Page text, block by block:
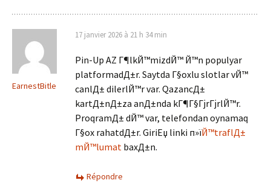
EarnestBitle
17 janvier 2026 à 21 h 34 min
Pin-Up AZ Г¶lkЙ™mizdЙ™ Й™n populyar
platformadД±r. Saytda Г§oxlu slotlar vЙ™
canlД± dilerlЙ™r var. QazancД±
kartД±nД±za anД±nda kГ¶Г§ГјrГјrlЙ™r.
ProqramД± dЙ™ var, telefondan oynamaq
Г§ox rahatdД±r. GiriЕџ linki п»їЙ™traflД±
mЙ™lumat baxД±n.
Répondre